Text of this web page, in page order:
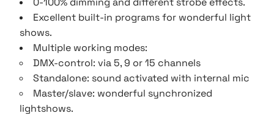
Excellent built-in programs for wonderful light
shows.
Multiple working modes:
DMX-control: via 5, 9 or 15 channels
Standalone: sound activated with internal mic
Master/slave: wonderful synchronized
lightshows.